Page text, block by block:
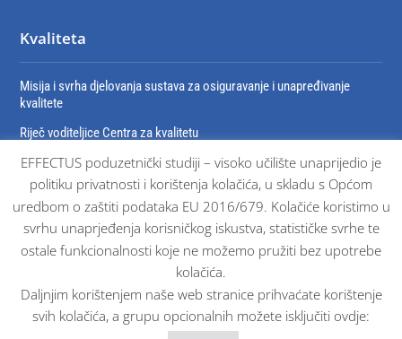
Kvaliteta
Misija i svrha djelovanja sustava za osiguravanje i unapređivanje
kvalitete
Riječ voditeljice Centra za kvalitetu
Organizacija sustava za osiguravanje i unaprjeđivanje kvalitete
Dokumenti sustava osiguravanja kvalitete
Certifikati
EFFECTUS poduzetnički studiji – visoko učilište unaprijedio je
politiku privatnosti i korištenja kolačića, u skladu s Općom
uredbom o zaštiti podataka EU 2016/679. Kolačiće koristimo u
svrhu unaprjeđenja korisničkog iskustva, statističke svrhe te
ostale funkcionalnosti koje ne možemo pružiti bez upotrebe
kolačića.
Daljnjim korištenjem naše web stranice prihvaćate korištenje
svih kolačića, a grupu opcionalnih možete isključiti ovdje: